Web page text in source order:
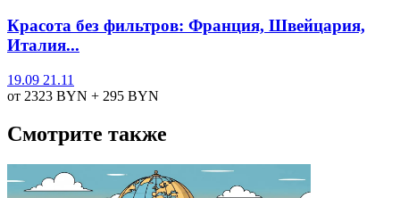
Красота без фильтров: Франция, Швейцария,
Италия...
19.09 21.11
от 2323 BYN + 295 BYN
Смотрите также